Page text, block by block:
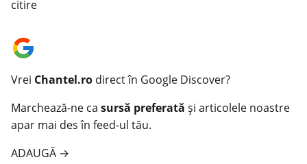
citire
Vrei Chantel.ro direct în Google Discover?
Marchează-ne ca sursă preferată și articolele noastre
apar mai des în feed-ul tău.
ADAUGĂ →